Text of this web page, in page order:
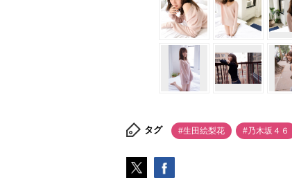
タグ #生田絵梨花 #乃木坂４６